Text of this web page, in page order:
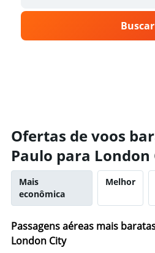
Buscar
Ofertas de voos
Paulo para London
Mais
econômica
Melhor
Passagens aéreas mais
London City